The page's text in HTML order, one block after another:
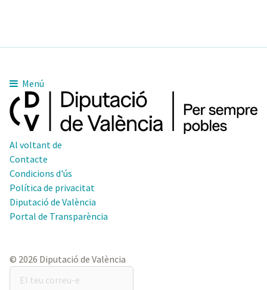
Menú
Al voltant de
Contacte
Condicions d'ús
Política de privacitat
Diputació de València
Portal de Transparència
© 2026 Diputació de València
teu